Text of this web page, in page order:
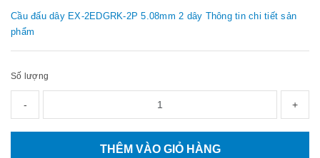
Cầu đấu dây EX-2EDGRK-2P 5.08mm 2 dây Thông tin chi tiết sản
phẩm
Số lượng
- +
THÊM VÀO GIỎ HÀNG